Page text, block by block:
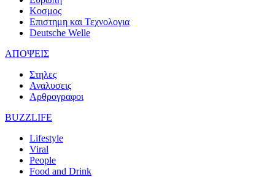
Κοσμος
Επιστημη και Τεχνολογια
Deutsche Welle
ΑΠΟΨΕΙΣ
Στηλες
Αναλυσεις
Αρθρογραφοι
BUZZLIFE
Lifestyle
Viral
People
Food and Drink